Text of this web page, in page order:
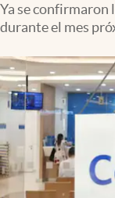
Vida y estilo
Clima
Espiritualidad
Mediakit
abre en nueva pestaña
México
Ya se confirmaron
durante el mes